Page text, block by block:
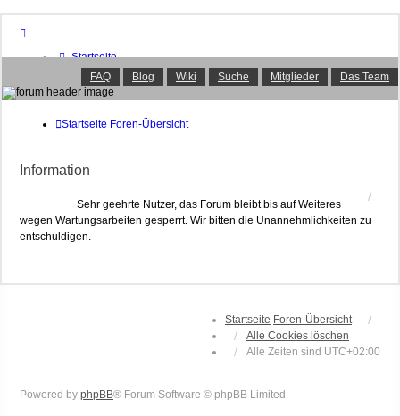
Startseite
Foren-Übersicht
FAQ
Suche
Aktive Themen
Das Team
FAQ Blog Wiki Suche Mitglieder Das Team
Startseite Foren-Übersicht
Information
Sehr geehrte Nutzer, das Forum bleibt bis auf Weiteres
wegen Wartungsarbeiten gesperrt. Wir bitten die Unannehmlichkeiten zu
entschuldigen.
Startseite Foren-Übersicht
Alle Cookies löschen
Alle Zeiten sind UTC+02:00
Powered by phpBB® Forum Software © phpBB Limited